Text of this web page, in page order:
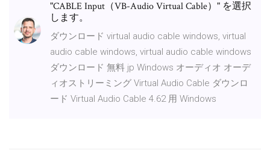
"CABLE Input（VB-Audio Virtual Cable）" を選択
します。
ダウンロード virtual audio cable windows, virtual
audio cable windows, virtual audio cable windows
ダウンロード 無料 jp Windows オーディオ オーデ
ィオストリーミング Virtual Audio Cable ダウンロ
ード Virtual Audio Cable 4.62 用 Windows